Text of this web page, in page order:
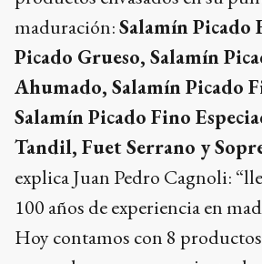
maduración:Salamín Picado
Picado Grueso, Salamín
Ahumado, Salamín Picado
Salamín Picado Fino
Tandil, Fuet Serrano y
explica Juan Pedro Cagnoli:
100 años de experiencia en
Hoy contamos con 8